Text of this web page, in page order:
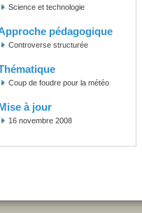
Science et technologie
pédagogique
Controverse structurée
Coup de foudre pour la météo
à jour
16 novembre 2008